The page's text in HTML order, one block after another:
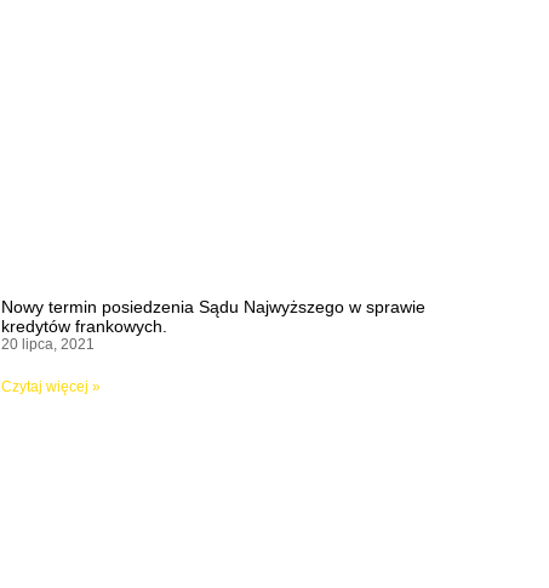
Nowy termin posiedzenia Sądu Najwyższego w sprawie
kredytów frankowych.
20 lipca, 2021
Czytaj więcej »